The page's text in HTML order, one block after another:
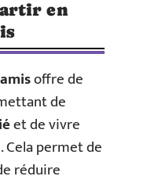
en
offre de
de
et de vivre
permet de
réduire